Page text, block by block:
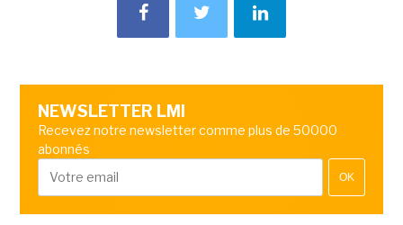
NEWSLETTER LMI
Recevez notre newsletter comme plus de 50000
abonnés
OK